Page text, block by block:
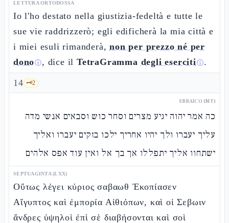
LETTURA ORTODOSSA
Io l'ho destato nella giustizia-fedeltà e tutte le
sue vie raddrizzerò; egli edificherà la mia città e
i miei esuli rimanderà,non per prezzo né per
donoⓘ, dice ilTetraGramma degli esercitiⓘ.
14 🗝️2
EBRAICO (MT)
כה אמר יהוה יגיע מצרים וסחר כוש וסבאים אנשי מדה
עליך יעברו ולך יהיו אחריך ילכו בזקים יעברו ואליך
ישתחוו אליך יתפללו אך בך אל ואין עוד אפס אלהים
SEPTUAGINTA (LXX)
Οὕτως λέγει κύριος σαβαωθ Ἐκοπίασεν
Αἴγυπτος καὶ ἐμπορία Αἰθιόπων, καὶ οἱ Σεβωιν
ἄνδρες ὑψηλοὶ ἐπὶ σὲ διαβήσονται καὶ σοὶ